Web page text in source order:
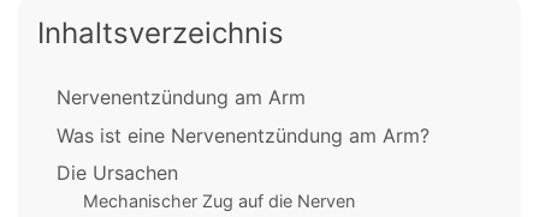
Inhaltsverzeichnis
Nervenentzündung am Arm
Was ist eine Nervenentzündung am Arm?
Die Ursachen
Mechanischer Zug auf die Nerven